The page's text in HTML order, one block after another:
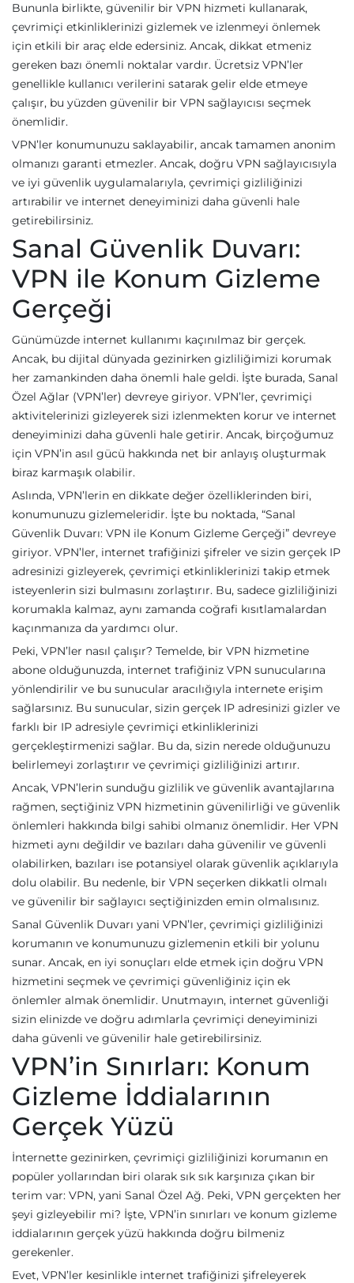
Bununla birlikte, güvenilir bir VPN hizmeti kullanarak,
çevrimiçi etkinliklerinizi gizlemek ve izlenmeyi önlemek
için etkili bir araç elde edersiniz. Ancak, dikkat etmeniz
gereken bazı önemli noktalar vardır. Ücretsiz VPN’ler
genellikle kullanıcı verilerini satarak gelir elde etmeye
çalışır, bu yüzden güvenilir bir VPN sağlayıcısı seçmek
önemlidir.
VPN’ler konumunuzu saklayabilir, ancak tamamen anonim
olmanızı garanti etmezler. Ancak, doğru VPN sağlayıcısıyla
ve iyi güvenlik uygulamalarıyla, çevrimiçi gizliliğinizi
artırabilir ve internet deneyiminizi daha güvenli hale
getirebilirsiniz.
Sanal Güvenlik Duvarı:
VPN ile Konum Gizleme
Gerçeği
Günümüzde internet kullanımı kaçınılmaz bir gerçek.
Ancak, bu dijital dünyada gezinirken gizliliğimizi korumak
her zamankinden daha önemli hale geldi. İşte burada, Sanal
Özel Ağlar (VPN’ler) devreye giriyor. VPN’ler, çevrimiçi
aktivitelerinizi gizleyerek sizi izlenmekten korur ve internet
deneyiminizi daha güvenli hale getirir. Ancak, birçoğumuz
için VPN’in asıl gücü hakkında net bir anlayış oluşturmak
biraz karmaşık olabilir.
Aslında, VPN’lerin en dikkate değer özelliklerinden biri,
konumunuzu gizlemeleridir. İşte bu noktada, “Sanal
Güvenlik Duvarı: VPN ile Konum Gizleme Gerçeği” devreye
giriyor. VPN’ler, internet trafiğinizi şifreler ve sizin gerçek IP
adresinizi gizleyerek, çevrimiçi etkinliklerinizi takip etmek
isteyenlerin sizi bulmasını zorlaştırır. Bu, sadece gizliliğinizi
korumakla kalmaz, aynı zamanda coğrafi kısıtlamalardan
kaçınmanıza da yardımcı olur.
Peki, VPN’ler nasıl çalışır? Temelde, bir VPN hizmetine
abone olduğunuzda, internet trafiğiniz VPN sunucularına
yönlendirilir ve bu sunucular aracılığıyla internete erişim
sağlarsınız. Bu sunucular, sizin gerçek IP adresinizi gizler ve
farklı bir IP adresiyle çevrimiçi etkinliklerinizi
gerçekleştirmenizi sağlar. Bu da, sizin nerede olduğunuzu
belirlemeyi zorlaştırır ve çevrimiçi gizliliğinizi artırır.
Ancak, VPN’lerin sunduğu gizlilik ve güvenlik avantajlarına
rağmen, seçtiğiniz VPN hizmetinin güvenilirliği ve güvenlik
önlemleri hakkında bilgi sahibi olmanız önemlidir. Her VPN
hizmeti aynı değildir ve bazıları daha güvenilir ve güvenli
olabilirken, bazıları ise potansiyel olarak güvenlik açıklarıyla
dolu olabilir. Bu nedenle, bir VPN seçerken dikkatli olmalı
ve güvenilir bir sağlayıcı seçtiğinizden emin olmalısınız.
Sanal Güvenlik Duvarı yani VPN’ler, çevrimiçi gizliliğinizi
korumanın ve konumunuzu gizlemenin etkili bir yolunu
sunar. Ancak, en iyi sonuçları elde etmek için doğru VPN
hizmetini seçmek ve çevrimiçi güvenliğiniz için ek
önlemler almak önemlidir. Unutmayın, internet güvenliği
sizin elinizde ve doğru adımlarla çevrimiçi deneyiminizi
daha güvenli ve güvenilir hale getirebilirsiniz.
VPN’in Sınırları: Konum
Gizleme İddialarının
Gerçek Yüzü
İnternette gezinirken, çevrimiçi gizliliğinizi korumanın en
popüler yollarından biri olarak sık sık karşınıza çıkan bir
terim var: VPN, yani Sanal Özel Ağ. Peki, VPN gerçekten her
şeyi gizleyebilir mi? İşte, VPN’in sınırları ve konum gizleme
iddialarının gerçek yüzü hakkında doğru bilmeniz
gerekenler.
Evet, VPN’ler kesinlikle internet trafiğinizi şifreleyerek